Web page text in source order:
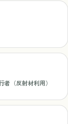
者（反射材利用）